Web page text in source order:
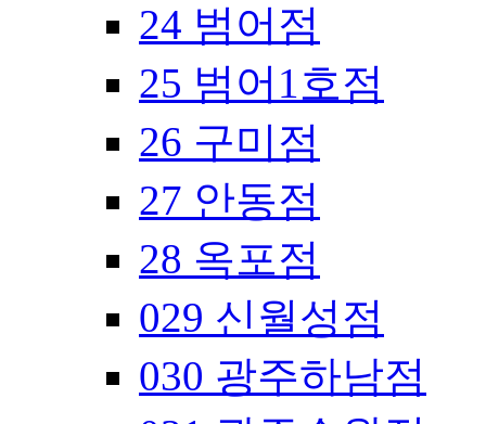
24 범어점
25 범어1호점
26 구미점
27 안동점
28 옥포점
029 신월성점
030 광주하남점